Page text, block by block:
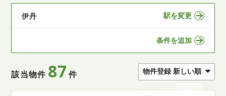
伊丹 駅を変更
条件を追加
該当物件 87 件